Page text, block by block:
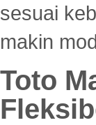
sesuai
makin
Toto